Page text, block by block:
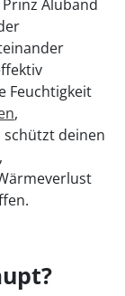
Aluband
Feuchtigkeit
,
schützt deinen